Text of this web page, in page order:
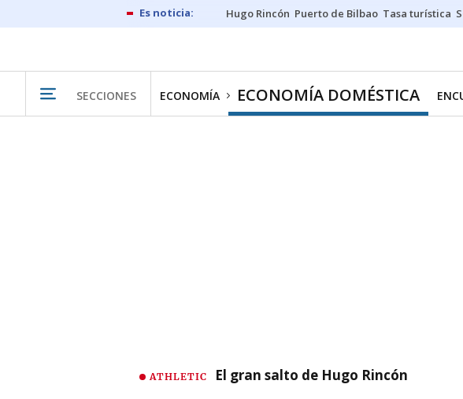
Hugo Rincón Puerto de Bilbao Tasa turística
SECCIONES ECONOMÍA ECONOMÍA DOMÉSTICA
ATHLETIC El gran salto de Hugo Rincón